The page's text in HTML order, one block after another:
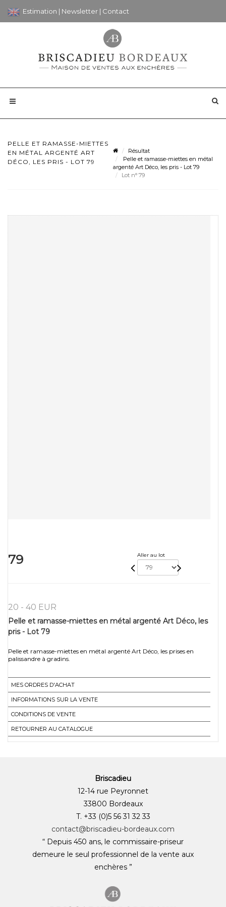
Estimation | Newsletter | Contact
PELLE ET RAMASSE-MIETTES
EN MÉTAL ARGENTÉ ART
DÉCO, LES PRIS - LOT 79
Résultat
Pelle et ramasse-miettes en métal
argenté Art Déco, les pris - Lot 79
Lot n° 79
79 Aller au lot
20 - 40 EUR
Pelle et ramasse-miettes en métal argenté Art Déco, les
pris - Lot 79
Pelle et ramasse-miettes en métal argenté Art Déco, les prises en
palissandre à gradins.
MES ORDRES D'ACHAT
INFORMATIONS SUR LA VENTE
CONDITIONS DE VENTE
RETOURNER AU CATALOGUE
Briscadieu
12-14 rue Peyronnet
33800 Bordeaux
T. +33 (0)5 56 31 32 33
contact@briscadieu-bordeaux.com
“ Depuis 450 ans, le commissaire-priseur
demeure le seul professionnel de la vente aux
enchères ”